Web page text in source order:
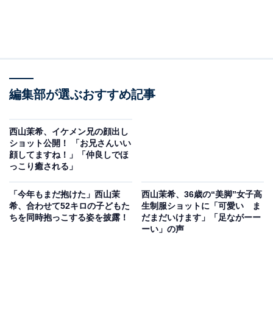
編集部が選ぶおすすめ記事
西山茉希、イケメン兄の顔出し
ショット公開！ 「お兄さんいい
顔してますね！」「仲良しでほ
っこり癒される」
「今年もまだ抱けた」西山茉
希、合わせて52キロの子どもた
ちを同時抱っこする姿を披露！
西山茉希、36歳の“美脚”女子高
生制服ショットに「可愛い ま
だまだいけます」「足ながーー
ーい」の声